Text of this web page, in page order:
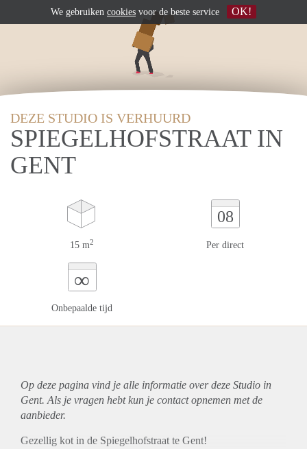
DEZE STUDIO IS VERHUURD
SPIEGELHOFSTRAAT IN
GENT
15 m2
08
Per direct
∞
Onbepaalde tijd
Op deze pagina vind je alle informatie over deze Studio in
Gent. Als je vragen hebt kun je contact opnemen met de
aanbieder.
Gezellig kot in de Spiegelhofstraat te Gent!
We gebruiken cookies voor de beste service OK!